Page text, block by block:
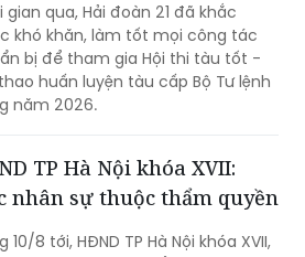
gian qua, Hải đoàn 21 đã khắc
khó khăn, làm tốt mọi công tác
bị để tham gia Hội thi tàu tốt -
huấn luyện tàu cấp Bộ Tư lệnh
năm 2026.
TP Hà Nội khóa XVII:
nhân sự thuộc thẩm quyền
10/8 tới, HĐND TP Hà Nội khóa XVII,